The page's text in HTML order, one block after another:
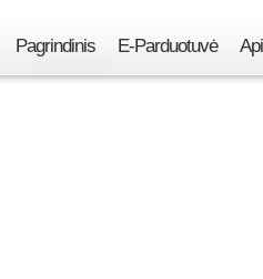
Pagrindinis E-Parduotuvė